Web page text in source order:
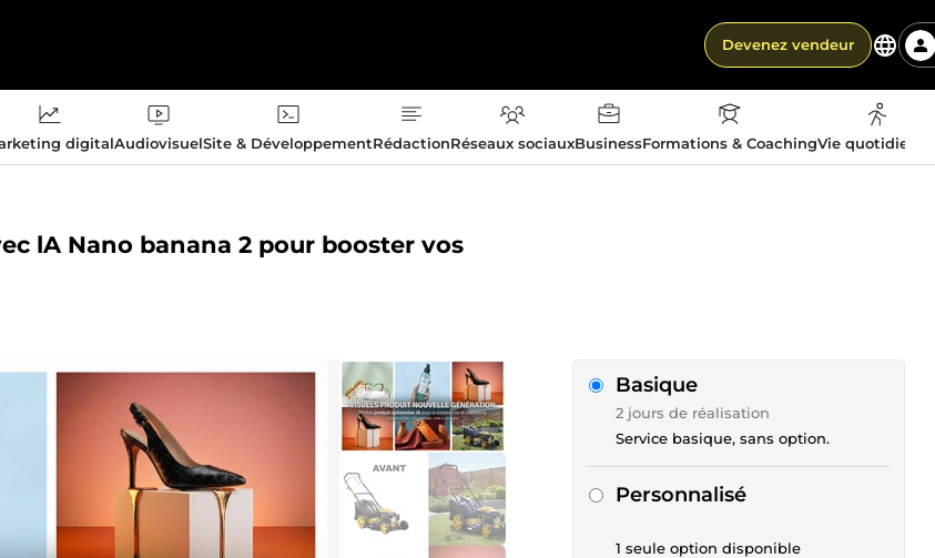
Devenez vendeur
digitalAudiovisuelSite & DéveloppementRédactionRéseaux sociauxBusinessFormations & CoachingVie
lA Nano banana 2 pour booster vos
Basique
2 jours de réalisation
Service basique, sans option.
Personnalisé
1 seule option disponible